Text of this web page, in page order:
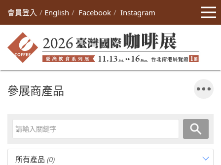
會員登入 English Facebook Instagram
參展商產品
所有產品 (0)